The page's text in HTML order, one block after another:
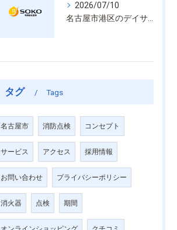
2026/07/10
タグ Tags
名古屋市 消防点検 コンセプト
サービス アクセス 採用情報
お問い合わせ プライバシーポリシー
消火器 点検 期間